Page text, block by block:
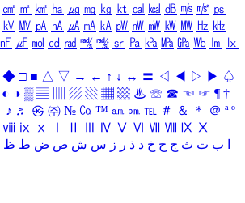
㎠ ㎡ ㎢ ㏊ ㎍ ㎎ ㎏ ㏏ ㎈ ㎉ ㏈ ㎧ ㎨ ㎰
㎸ ㎹ ㎀ ㎁ ㎂ ㎃ ㎄ ㎺ ㎻ ㎽ ㎾ ㎿ ㎐ ㎑
㎋ ㎌ ㏖ ㏅ ㎭ ㎮ ㎯ ㏛ ㎩ ㎪ ㎫ ㎬ ㏝ ㏐
㏓
◆ □ ■ △ ▽ → ← ↑ ↓ ↔ 〓 ◁ ◀ ▷ ▶ ♤
◐ ◑ ▒ ▤ ▨ ▧ ▦ ▩ ♨ ☏ ☎ ☜ ☞ ¶ †
♪ ♬ ㉿ ㈜ № ㏇ ™ ㏂ ㏘ ℡ ＃ ＆ ＊ ＠ ª º
ⅷ ⅸ ⅹ Ⅳ Ⅴ Ⅵ Ⅶ Ⅷ Ⅸ Ⅹ
ب ت ث ج ح خ د ذ ر ز س ش ص ض ط ظ